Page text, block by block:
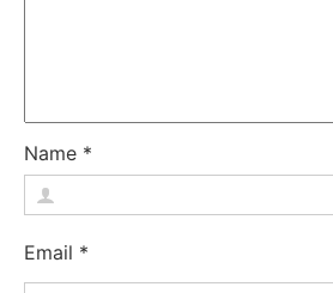
Name *
Email *